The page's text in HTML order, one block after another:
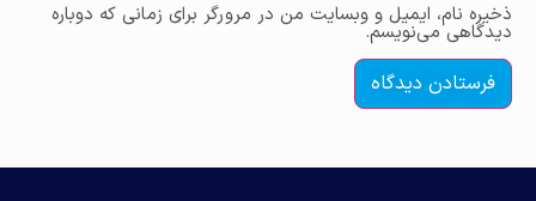
ذخیره نام، ایمیل و وبسایت من در مرورگر برای زمانی که دوباره
دیدگاهی می‌نویسم.